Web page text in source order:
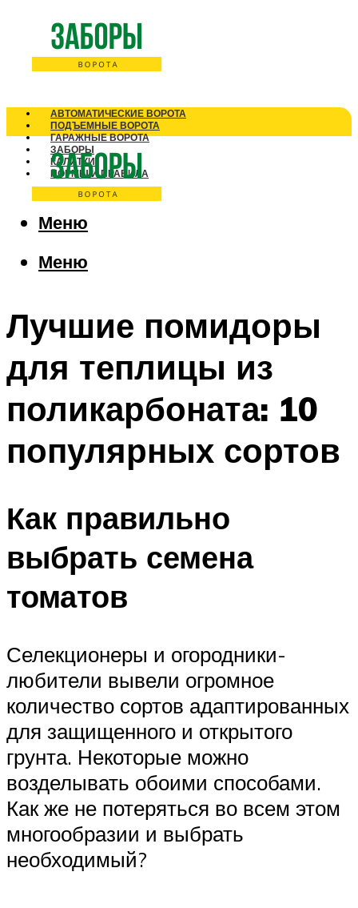
АВТОМАТИЧЕСКИЕ ВОРОТА
ПОДЪЕМНЫЕ ВОРОТА
ГАРАЖНЫЕ ВОРОТА
ЗАБОРЫ
КАЛИТКИ
НОРМЫ И ПРАВИЛА
Меню
Меню
Лучшие помидоры
для теплицы из
поликарбоната: 10
популярных сортов
Как правильно
выбрать семена
томатов
Селекционеры и огородники-
любители вывели огромное
количество сортов адаптированных
для защищенного и открытого
грунта. Некоторые можно
возделывать обоими способами.
Как же не потеряться во всем этом
многообразии и выбрать
необходимый?